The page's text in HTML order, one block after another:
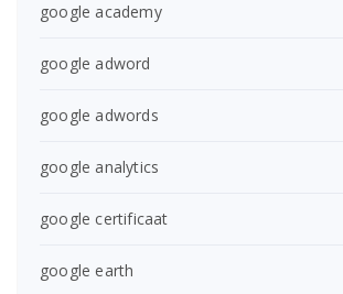
google academy
google adword
google adwords
google analytics
google certificaat
google earth